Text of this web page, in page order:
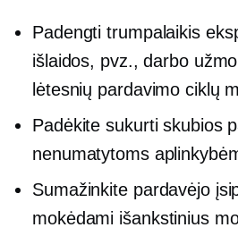
Padengtitrumpalaikis
išlaidos, pvz., darbo
lėtesnių pardavimo ciklų
Padėkite sukurti skubios
nenumatytoms
Sumažinkite pardavėjo
mokėdami išankstinius